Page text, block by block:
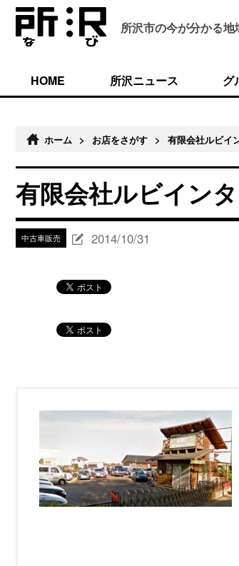
所沢市の今が分かる地
HOME 所沢ニュース グ
ホーム > お店をさがす > 有限会社ルビイ
有限会社ルビイン
中古車販売 2014/10/31